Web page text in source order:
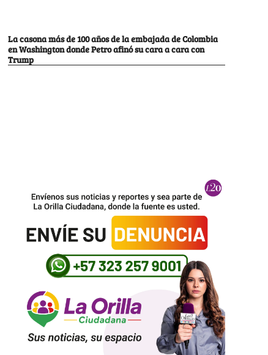
La casona más de 100 años de la embajada de Colombia
en Washington donde Petro afinó su cara a cara con
Trump